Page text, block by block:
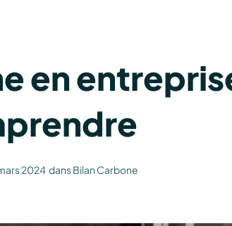
en
2024 dansBilan Carbone